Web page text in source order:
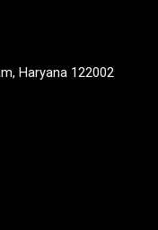
Haryana 122002